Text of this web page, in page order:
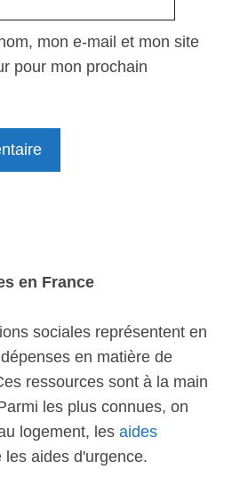
mon e-mail et mon site
pour mon prochain
en France
sociales représentent en
en matière de
ressources sont à la main
les plus connues, on
logement, les aides
les aides d'urgence.